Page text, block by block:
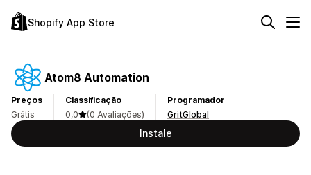
Shopify App Store
Atom8 Automation
Preços
Grátis
Classificação
0,0
(0 Avaliações)
Programador
GritGlobal
Instale